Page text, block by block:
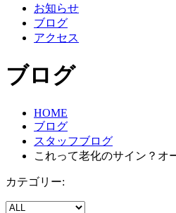
お知らせ
ブログ
アクセス
ブログ
HOME
ブログ
スタッフブログ
これって老化のサイン？オ
カテゴリー: